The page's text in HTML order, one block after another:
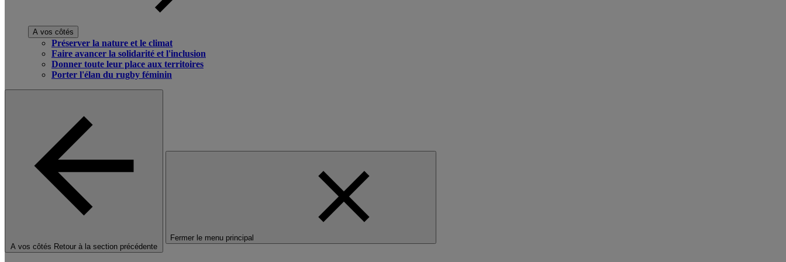
A vos côtés
Préserver la nature et le climat
Faire avancer la solidarité et l'inclusion
Donner toute leur place aux territoires
Porter l'élan du rugby féminin
A vos côtés Retour à la section précédente
Fermer le menu principal